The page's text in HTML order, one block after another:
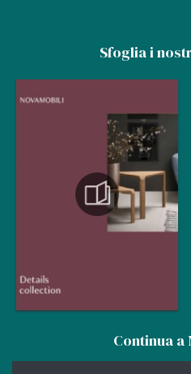
Sfoglia i
Continua a